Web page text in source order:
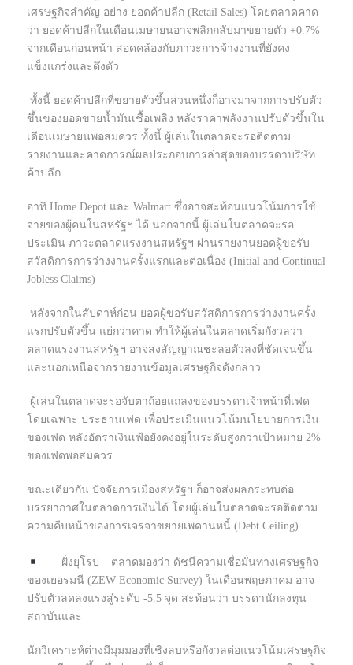
เศรษฐกิจสำคัญ อย่าง ยอดค้าปลีก (Retail Sales) โดยตลาดคาด
ว่า ยอดค้าปลีกในเดือนเมษายนอาจพลิกกลับมาขยายตัว +0.7%
จากเดือนก่อนหน้า สอดคล้องกับภาวะการจ้างงานที่ยังคง
แข็งแกร่งและตึงตัว
ทั้งนี้ ยอดค้าปลีกที่ขยายตัวขึ้นส่วนหนึ่งก็อาจมาจากการปรับตัว
ขึ้นของยอดขายน้ำมันเชื้อเพลิง หลังราคาพลังงานปรับตัวขึ้นใน
เดือนเมษายนพอสมควร ทั้งนี้ ผู้เล่นในตลาดจะรอติดตาม
รายงานและคาดการณ์ผลประกอบการล่าสุดของบรรดาบริษัท
ค้าปลีก
อาทิ Home Depot และ Walmart ซึ่งอาจสะท้อนแนวโน้มการใช้
จ่ายของผู้คนในสหรัฐฯ ได้ นอกจากนี้ ผู้เล่นในตลาดจะรอ
ประเมิน ภาวะตลาดแรงงานสหรัฐฯ ผ่านรายงานยอดผู้ขอรับ
สวัสดิการการว่างงานครั้งแรกและต่อเนื่อง (Initial and Continual
Jobless Claims)
หลังจากในสัปดาห์ก่อน ยอดผู้ขอรับสวัสดิการการว่างงานครั้ง
แรกปรับตัวขึ้น แย่กว่าคาด ทำให้ผู้เล่นในตลาดเริ่มกังวลว่า
ตลาดแรงงานสหรัฐฯ อาจส่งสัญญาณชะลอตัวลงที่ชัดเจนขึ้น
และนอกเหนือจากรายงานข้อมูลเศรษฐกิจดังกล่าว
ผู้เล่นในตลาดจะรอจับตาถ้อยแถลงของบรรดาเจ้าหน้าที่เฟด
โดยเฉพาะ ประธานเฟด เพื่อประเมินแนวโน้มนโยบายการเงิน
ของเฟด หลังอัตราเงินเฟ้อยังคงอยู่ในระดับสูงกว่าเป้าหมาย 2%
ของเฟดพอสมควร
ขณะเดียวกัน ปัจจัยการเมืองสหรัฐฯ ก็อาจส่งผลกระทบต่อ
บรรยากาศในตลาดการเงินได้ โดยผู้เล่นในตลาดจะรอติดตาม
ความคืบหน้าของการเจรจาขยายเพดานหนี้ (Debt Ceiling)
ฝั่งยุโรป – ตลาดมองว่า ดัชนีความเชื่อมั่นทางเศรษฐกิจ
ของเยอรมนี (ZEW Economic Survey) ในเดือนพฤษภาคม อาจ
ปรับตัวลดลงแรงสู่ระดับ -5.5 จุด สะท้อนว่า บรรดานักลงทุน
สถาบันและ
นักวิเคราะห์ต่างมีมุมมองที่เชิงลบหรือกังวลต่อแนวโน้มเศรษฐกิจ